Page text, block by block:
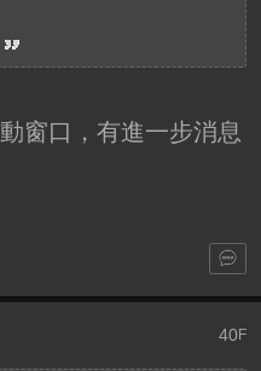
窗口，有進一步消息
40F